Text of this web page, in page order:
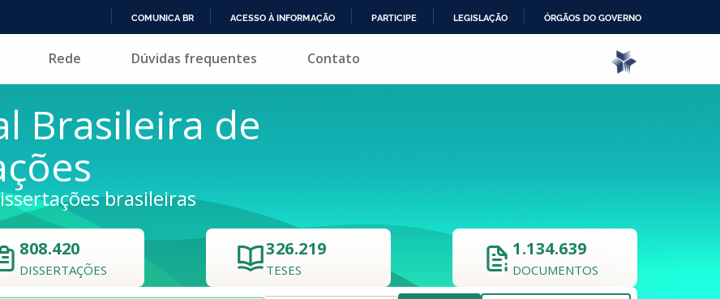
PARA
COMUNICA BR ACESSO À INFORMAÇÃO PARTICIPE LEGISLAÇÃO ÓRGÃOS DO GOVERNO
Rede Dúvidas frequentes Contato
Brasileira de
brasileiras
808.420
DISSERTAÇÕES
326.219
TESES
1.134.639
DOCUMENTOS